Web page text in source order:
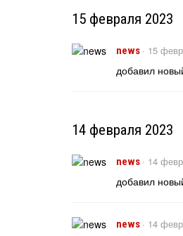
15 февраля 2023
news · 15
добавил
14 февраля 2023
news · 14
добавил
news · 14